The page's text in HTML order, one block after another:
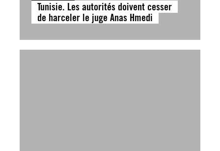
Tunisie. Les autorités doivent cesser
de harceler le juge Anas Hmedi